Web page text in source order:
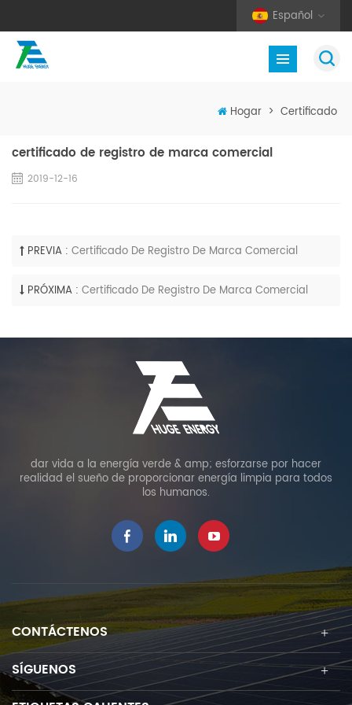
Español
Hogar > Certificado
certificado de registro de marca comercial
2019-12-16
PREVIA : Certificado De Registro De Marca Comercial
PRÓXIMA : Certificado De Registro De Marca Comercial
dar vida a la energía verde & amp; esforzarse por hacer
realidad el sueño de proporcionar energía limpia para todos
los humanos.
CONTÁCTENOS
SÍGUENOS